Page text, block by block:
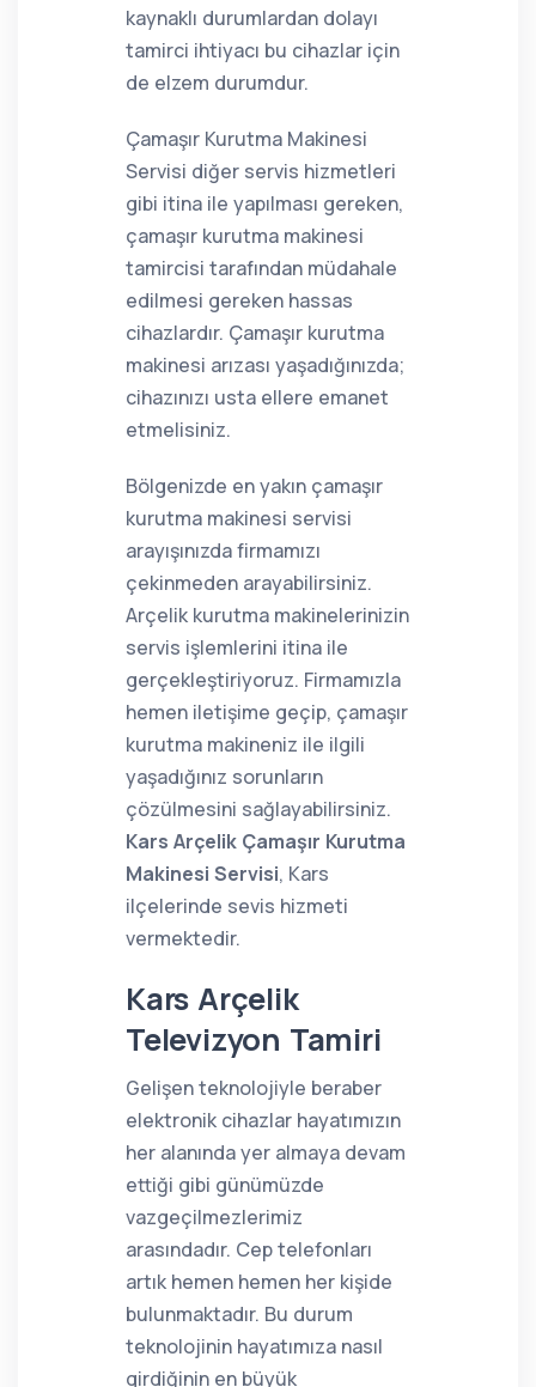
kaynaklı durumlardan dolayı
tamirci ihtiyacı bu cihazlar için
de elzem durumdur.
Çamaşır Kurutma Makinesi
Servisi diğer servis hizmetleri
gibi itina ile yapılması gereken,
çamaşır kurutma makinesi
tamircisi tarafından müdahale
edilmesi gereken hassas
cihazlardır. Çamaşır kurutma
makinesi arızası yaşadığınızda;
cihazınızı usta ellere emanet
etmelisiniz.
Bölgenizde en yakın çamaşır
kurutma makinesi servisi
arayışınızda firmamızı
çekinmeden arayabilirsiniz.
Arçelik kurutma makinelerinizin
servis işlemlerini itina ile
gerçekleştiriyoruz. Firmamızla
hemen iletişime geçip, çamaşır
kurutma makineniz ile ilgili
yaşadığınız sorunların
çözülmesini sağlayabilirsiniz.
Kars Arçelik Çamaşır Kurutma
Makinesi Servisi, Kars
ilçelerinde sevis hizmeti
vermektedir.
Kars Arçelik
Televizyon Tamiri
Gelişen teknolojiyle beraber
elektronik cihazlar hayatımızın
her alanında yer almaya devam
ettiği gibi günümüzde
vazgeçilmezlerimiz
arasındadır. Cep telefonları
artık hemen hemen her kişide
bulunmaktadır. Bu durum
teknolojinin hayatımıza nasıl
girdiğinin en büyük